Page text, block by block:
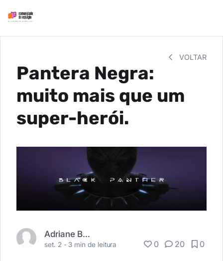
VOLTAR
Pantera Negra:
muito mais que um
super-herói.
Adriane Barbosa
set. 2 - 3 min de leitura 0 20 0